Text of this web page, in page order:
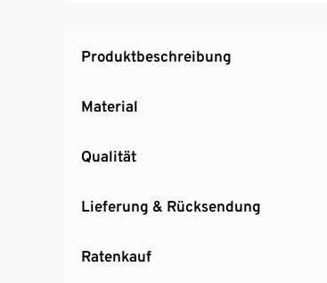
Produktbeschreibung
Material
Qualität
Lieferung & Rücksendung
Ratenkauf